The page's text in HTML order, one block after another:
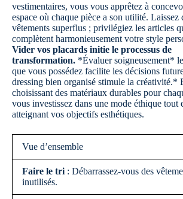
vestimentaires, vous vous apprêtez à
espace où chaque pièce a son utilité. Laissez
vêtements superflus ; privilégiez les articles
complètent harmonieusement votre style
Vider vos placards initie le processus de
transformation. *Évaluer soigneusement*
que vous possédez facilite les décisions
dressing bien organisé stimule la créativité.*
choisissant des matériaux durables pour
vous investissez dans une mode éthique tout
atteignant vos objectifs esthétiques.
Vue d’ensemble
Faire le tri : Débarrassez-vous des
inutilisés.